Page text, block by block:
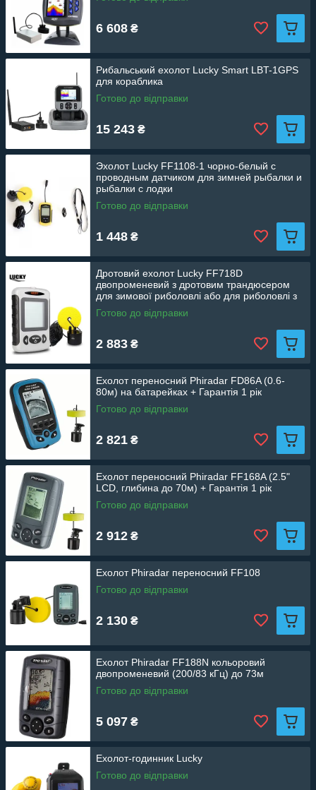
6 608 ₴
Рибальський ехолот Lucky Smart LBT-1GPS
для кораблика
Готово до відправки
15 243 ₴
Эхолот Lucky FF1108-1 чорно-белый с
проводным датчиком для зимней рыбалки и
рыбалки с лодки
Готово до відправки
1 448 ₴
Дротовий ехолот Lucky FF718D
двопроменевий з дротовим трандюсером
для зимової риболовлі або для риболовлі з
човна
Готово до відправки
2 883 ₴
Ехолот переносний Phiradar FD86A (0.6-
80м) на батарейках + Гарантія 1 рік
Готово до відправки
2 821 ₴
Ехолот переносний Phiradar FF168A (2.5"
LCD, глибина до 70м) + Гарантія 1 рік
Готово до відправки
2 912 ₴
Ехолот Phiradar переносний FF108
Готово до відправки
2 130 ₴
Ехолот Phiradar FF188N кольоровий
двопроменевий (200/83 кГц) до 73м
Готово до відправки
5 097 ₴
Ехолот-годинник Lucky
Готово до відправки